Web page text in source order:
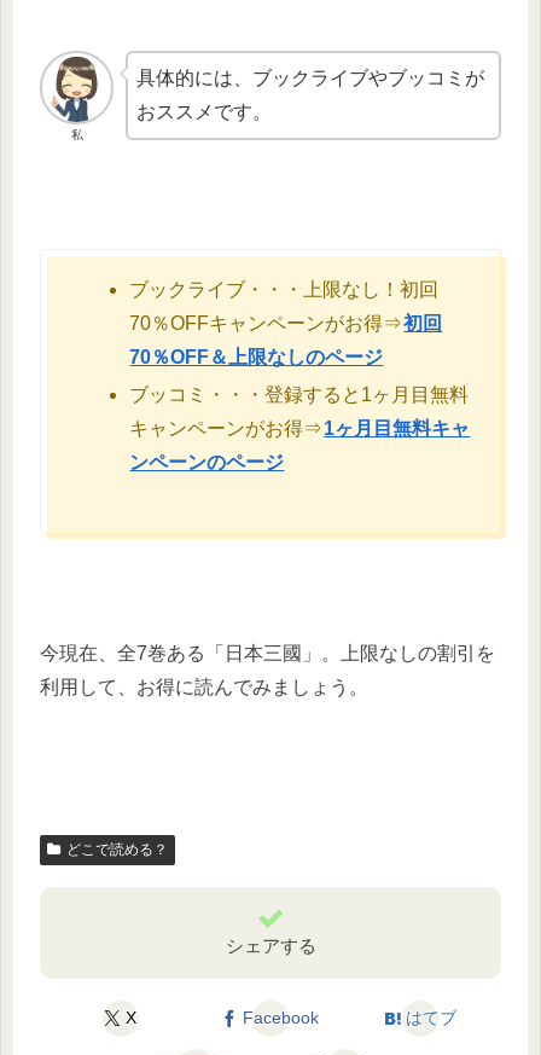
私
具体的には、ブックライブやブッコミが
おススメです。
ブックライブ・・・上限なし！初回
70％OFFキャンペーンがお得⇒初回
70％OFF＆上限なしのページ
ブッコミ・・・登録すると1ヶ月目無料
キャンペーンがお得⇒1ヶ月目無料キャ
ンペーンのページ
今現在、全7巻ある「日本三國」。上限なしの割引を
利用して、お得に読んでみましょう。
どこで読める？
シェアする
X Facebook はてブ